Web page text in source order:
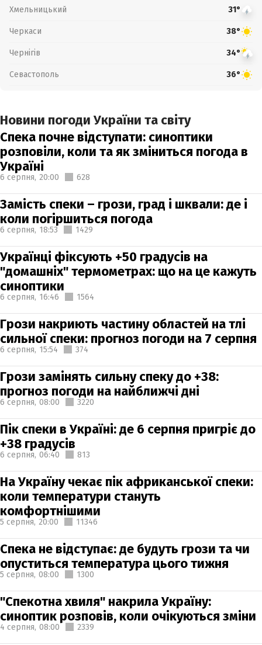
Хмельницький 31°
Черкаси 38°
Чернігів 34°
Севастополь 36°
Новини погоди України та світу
Спека почне відступати: синоптики
розповіли, коли та як зміниться погода в
Україні
6 серпня, 20:00 628
Замість спеки – грози, град і шквали: де і
коли погіршиться погода
6 серпня, 18:53 1429
Українці фіксують +50 градусів на
"домашніх" термометрах: що на це кажуть
синоптики
6 серпня, 16:46 1564
Грози накриють частину областей на тлі
сильної спеки: прогноз погоди на 7 серпня
6 серпня, 15:54 374
Грози замінять сильну спеку до +38:
прогноз погоди на найближчі дні
6 серпня, 08:00 3220
Пік спеки в Україні: де 6 серпня пригріє до
+38 градусів
6 серпня, 06:40 813
На Україну чекає пік африканської спеки:
коли температури стануть
комфортнішими
5 серпня, 20:00 11346
Спека не відступає: де будуть грози та чи
опуститься температура цього тижня
5 серпня, 08:00 1300
"Спекотна хвиля" накрила Україну:
синоптик розповів, коли очікуються зміни
4 серпня, 08:00 2339